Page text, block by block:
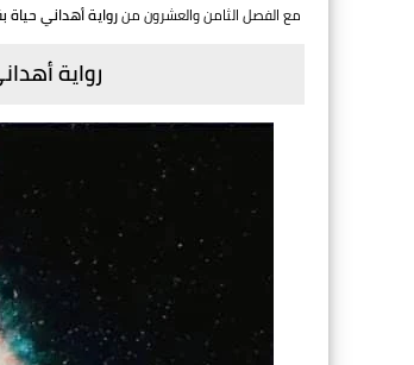
مع الفصل الثامن والعشرون منرواية أهداني
رواية